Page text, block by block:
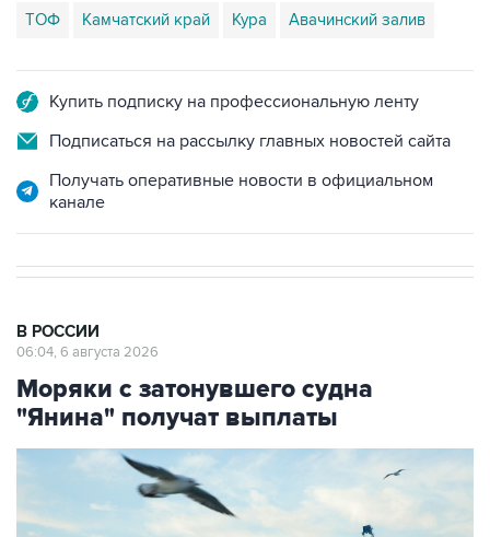
ТОФ Камчатский край Кура Авачинский залив
Купить подписку на профессиональную ленту
Подписаться на рассылку главных новостей сайта
Получать оперативные новости в официальном
канале
В РОССИИ
06:04, 6 августа 2026
Моряки с затонувшего судна
"Янина" получат выплаты